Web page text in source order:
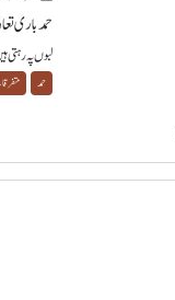
حمد باری
لبوں پہ
حمد